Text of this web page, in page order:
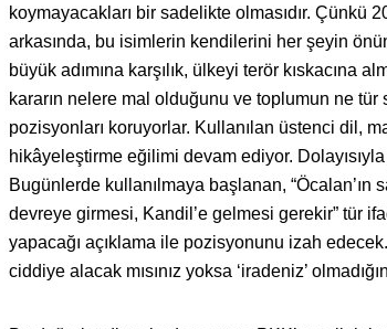
koymayacakları bir sadelikte olmasıdır. Çünkü
arkasında, bu isimlerin kendilerini her şeyin
büyük adımına karşılık, ülkeyi terör kıskacına
kararın nelere mal olduğunu ve toplumun ne tür
pozisyonları koruyorlar. Kullanılan üstenci dil,
hikâyeleştirme eğilimi devam ediyor.
Bugünlerde kullanılmaya başlanan,
devreye girmesi, Kandil’e gelmesi gerekir” tür
yapacağı açıklama ile pozisyonunu izah
ciddiye alacak mısınız yoksa ‘iradeniz’